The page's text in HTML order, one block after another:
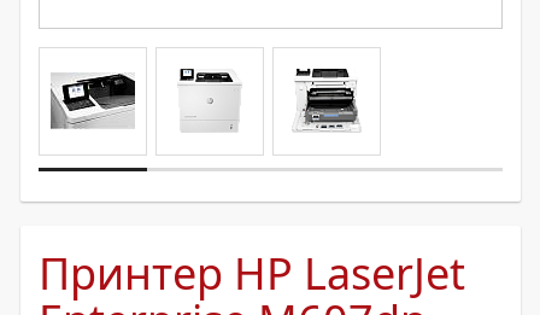
Принтер HP LaserJet